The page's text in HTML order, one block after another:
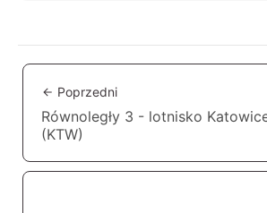
Poprzedni
Równoległy 3 - lotnisko
(KTW)